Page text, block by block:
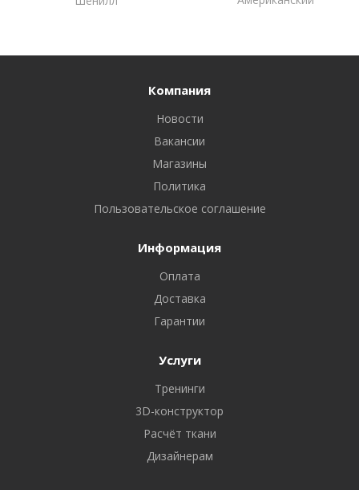
Компания
Новости
Вакансии
Магазины
Политика
Пользовательское соглашение
Информация
Оплата
Доставка
Гарантии
Услуги
Тренинги
3D-конструктор
Расчёт ткани
Дизайнерам